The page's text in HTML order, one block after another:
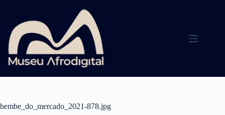
conteúdo
bembe_do_mercado_2021-878.jpg